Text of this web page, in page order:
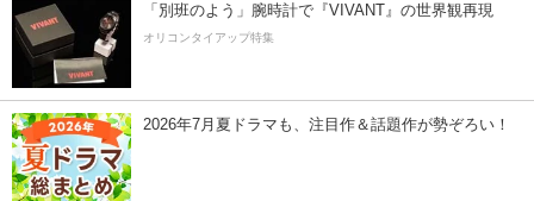
「別班のよう」腕時計で『VIVANT』の世界観再現
オリコンタイアップ特集
2026年7月夏ドラマも、注目作＆話題作が勢ぞろい！